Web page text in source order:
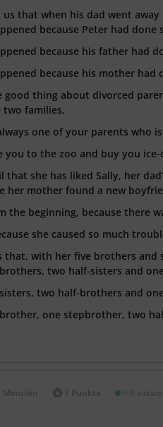
us that when his dad went
because Peter had done
because his father had
because his mother had
good thing about divorced
two families.
one of your parents who
you to the zoo and buy you ice-
that she has liked Sally, her
her mother found a new
the beginning, because there
she caused so much
that, with her five brothers and
two half-sisters and
two half-brothers and
one stepbrother, two
Minuten 7 Punkte einfach